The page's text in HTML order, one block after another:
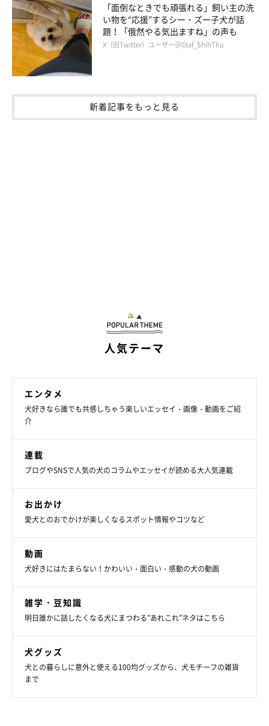
＠kuroshibapeko
ここからは、ぺこちゃんの行動からどのような心理や犬の生態が
読み取れるのか、
説していただきます。
――いつもと違う散歩コースをウキウキ気分で歩いていたら、段
ので、楽しくて周りが見えていなかったのだと思う」
っていましたが、どのような理由が考えられますか？
「面倒なときでも頑張れる」飼い主の洗
い物を“応援”するシー・ズー子犬が話
題！「俄然やる気出ますね」の声も
X（旧Twitter）ユーザー＠Olaf_ShihThu
新着記事をもっと見る
人気テーマ
エンタメ
犬好きなら誰でも共感しちゃう楽しいエッセイ・画像・動画をご紹
介
連載
ブログやSNSで人気の犬のコラムやエッセイが読める大人気連載
お出かけ
愛犬とのおでかけが楽しくなるスポット情報やコツなど
動画
犬好きにはたまらない！かわいい・面白い・感動の犬の動画
雑学・豆知識
明日誰かに話したくなる犬にまつわる”あれこれ”ネタはこちら
犬グッズ
犬との暮らしに意外と使える100均グッズから、犬モチーフの雑貨
まで